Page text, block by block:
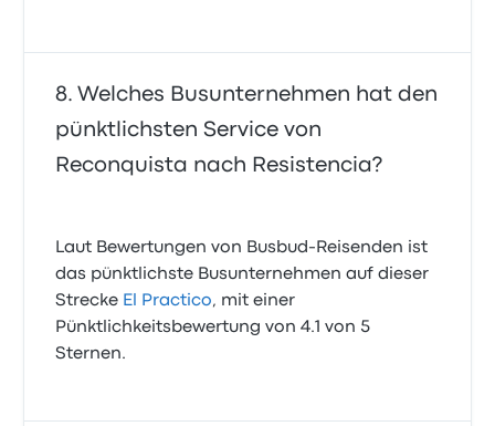
Welches Busunternehmen hat den
pünktlichsten Service von
Reconquista nach Resistencia?
Laut Bewertungen von Busbud-Reisenden ist
das pünktlichste Busunternehmen auf dieser
Strecke El Practico, mit einer
Pünktlichkeitsbewertung von 4.1 von 5
Sternen.